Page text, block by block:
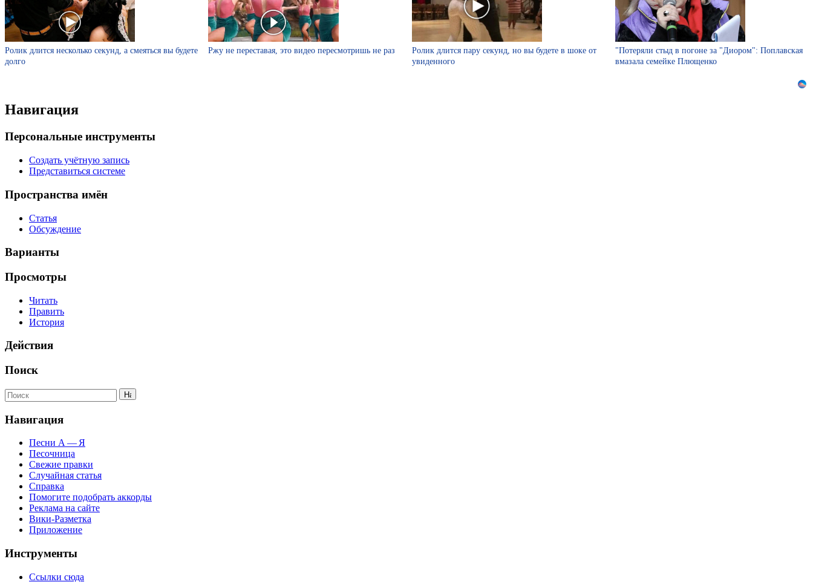
Ролик длится несколько секунд, а смеяться вы будете
долго
Ржу не переставая, это видео пересмотришь не раз
Ролик длится пару секунд, но вы будете в шоке от
увиденного
"Потеряли стыд в погоне за "Диором": Поплавская
вмазала семейке Плющенко
Навигация
Персональные инструменты
Создать учётную запись
Представиться системе
Пространства имён
Статья
Обсуждение
Варианты
Просмотры
Читать
Править
История
Действия
Поиск
Навигация
Песни А — Я
Песочница
Свежие правки
Случайная статья
Справка
Помогите подобрать аккорды
Реклама на сайте
Вики-Разметка
Приложение
Инструменты
Ссылки сюда